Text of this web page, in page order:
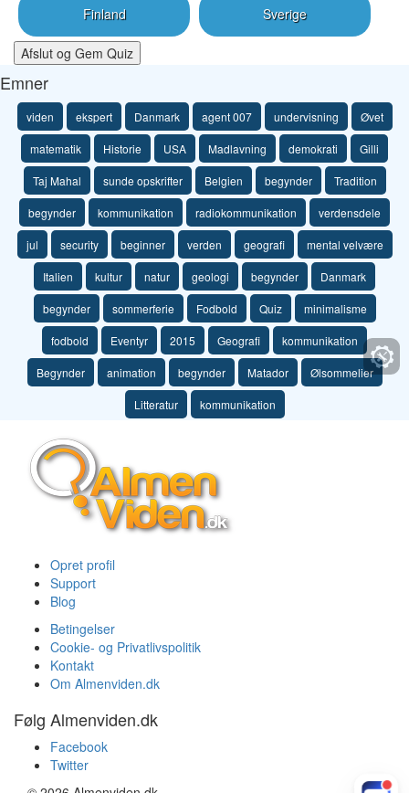
Finland Sverige
Afslut og Gem Quiz
Emner
viden ekspert Danmark agent 007 undervisning Øvet
matematik Historie USA Madlavning demokrati Gilli
Taj Mahal sunde opskrifter Belgien begynder Tradition
begynder kommunikation radiokommunikation verdensdele
jul security beginner verden geografi mental velvære
Italien kultur natur geologi begynder Danmark
begynder sommerferie Fodbold Quiz minimalisme
fodbold Eventyr 2015 Geografi kommunikation
Begynder animation begynder Matador Ølsommelier
Litteratur kommunikation
Opret profil
Support
Blog
Betingelser
Cookie- og Privatlivspolitik
Kontakt
Om Almenviden.dk
Følg Almenviden.dk
Facebook
Twitter